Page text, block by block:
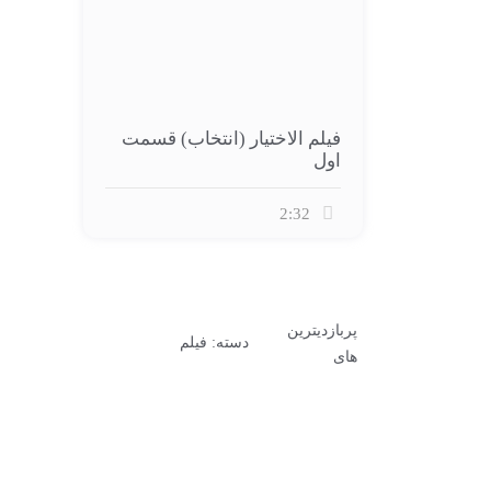
فیلم الاختیار (انتخاب) قسمت
اول
2:32
پربازدیترین
های
دسته: فیلم